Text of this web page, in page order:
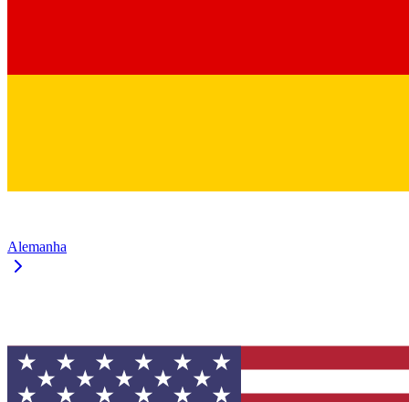
Alemanha